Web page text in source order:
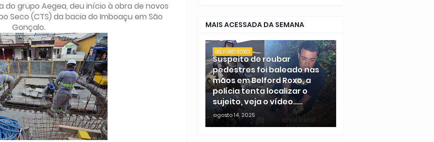
do grupo Aegea, deu início à obra de novos
Seco (CTS) da bacia do Imboaçu em São
Gonçalo.
MAIS ACESSADA DA SEMANA
BELFORD ROXO
Suspeito de roubar
pedestres foi baleado nas
mãos em Belford Roxo, a
polícia tenta localizar o
sujeito, veja o vídeo.....
agosto 14, 2025